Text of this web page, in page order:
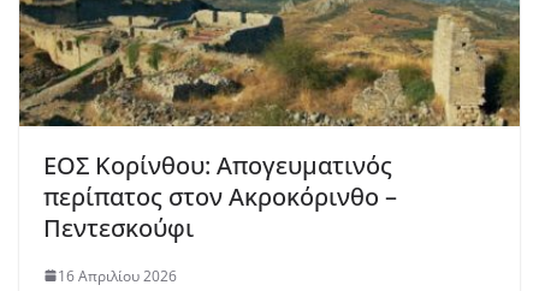
ΕΟΣ Κορίνθου: Απογευματινός
περίπατος στον Ακροκόρινθο –
Πεντεσκούφι
16 Απριλίου 2026